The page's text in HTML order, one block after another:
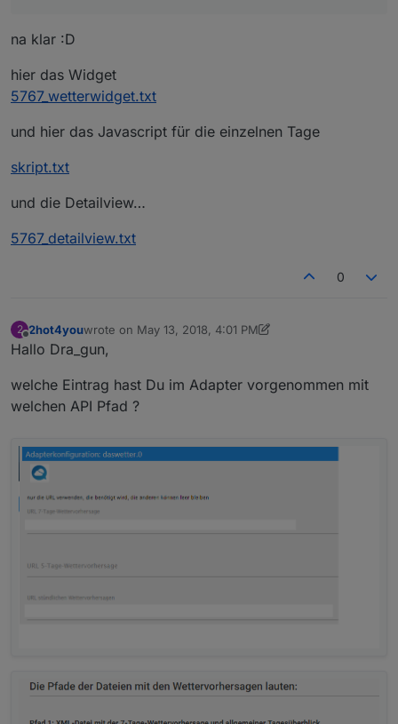
na klar :D
hier das Widget
5767_wetterwidget.txt
und hier das Javascript für die einzelnen Tage
skript.txt
und die Detailview…
5767_detailview.txt
0
2
Offline
2hot4youwrote on May 13, 2018, 4:01 PM
last edited by Jey CeeJun 22, 2019, 11:36 PM
Hallo Dra_gun,
welche Eintrag hast Du im Adapter vorgenommen mit
welchen API Pfad ?